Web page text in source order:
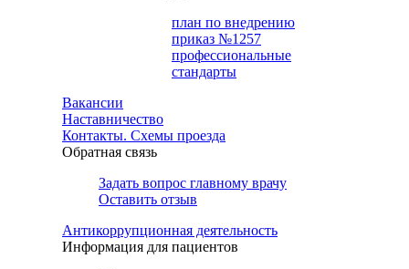
план по внедрению
приказ №1257
профессиональные
стандарты
Вакансии
Наставничество
Контакты. Схемы проезда
Обратная связь
Задать вопрос главному врачу
Оставить отзыв
Антикоррупционная деятельность
Информация для пациентов